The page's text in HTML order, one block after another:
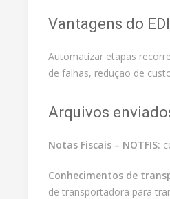
Vantagens do EDI
Automatizar etapas
de falhas, redução de
Arquivos
Notas Fiscais – NOTFIS:
Conhecimentos de
de transportadora para